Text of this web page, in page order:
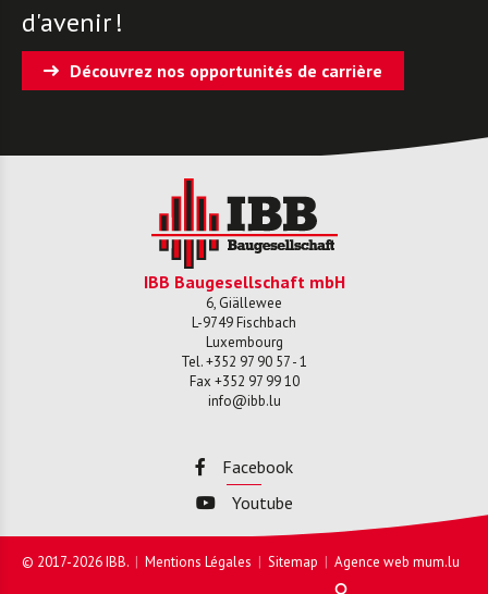
d'avenir !
Découvrez nos opportunités de carrière
IBB Baugesellschaft mbH
6, Giällewee
L-9749Fischbach
Luxembourg
Tel.+352 97 90 57 - 1
Fax +352 97 99 10
info@ibb.lu
Facebook
Youtube
© 2017-2026 IBB. Mentions Légales Sitemap Agence web mum.lu